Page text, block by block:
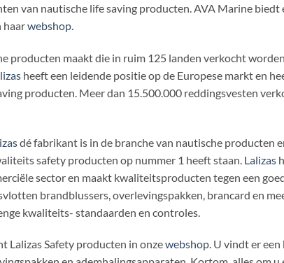
van nautische life saving producten. AVA Marine biedt
haarwebshop.
producten maakt die in ruim 125 landen verkocht
heeft een leidende positie op de Europese markt en
producten. Meer dan 15.500.000 reddingsvesten
dé fabrikant is in de branche van nautische producten
safety producten op nummer 1 heeft staan. Lalizas
sector en maakt kwaliteitsproducten tegen een
brandblussers, overlevingspakken, brancard en
kwaliteits- standaarden en controles.
Lalizas Safety producten in onzewebshop. U vindt er een